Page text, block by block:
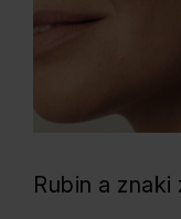
Rubin a znaki